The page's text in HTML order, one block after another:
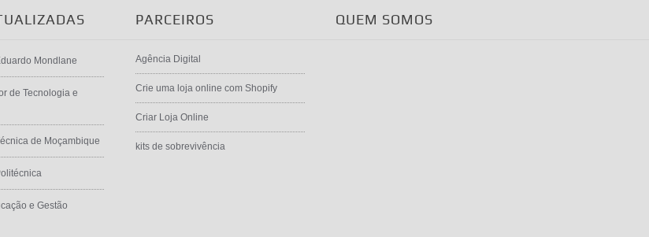
Mondlane
de Tecnologia e
de Moçambique
e Gestão
PARCEIROS
Agência Digital
Crie uma loja online com Shopify
Criar Loja Online
kits de sobrevivência
QUEM SOMOS